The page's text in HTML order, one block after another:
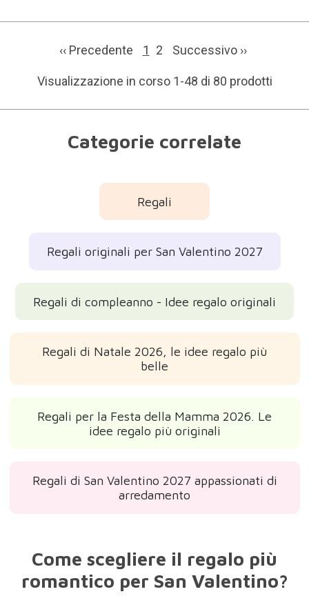
‹‹ Precedente 1 2 Successivo ››
Visualizzazione in corso 1-48 di 80 prodotti
Categorie correlate
Regali
Regali originali per San Valentino 2027
Regali di compleanno - Idee regalo originali
Regali di Natale 2026, le idee regalo più
belle
Regali per la Festa della Mamma 2026. Le
idee regalo più originali
Regali di San Valentino 2027 appassionati di
arredamento
Come scegliere il regalo più
romantico per San Valentino?